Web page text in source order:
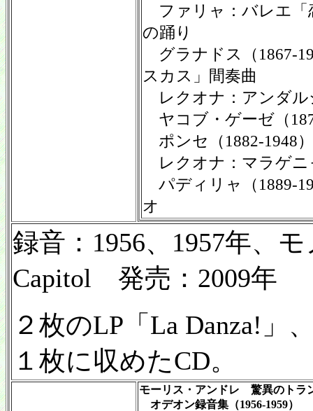
ファリャ：バレエ「
の踊り
グラナドス（1867-
スカス」間奏曲
レクオナ：アンダル
ヤコブ・ゲーゼ（
ポンセ（1882-1948
レクオナ：マラゲニ
パディリャ（1889-
オ
録音：1956、1957年、
Capitol 発売：2009年
２枚のLP「La Danza!」
１枚に収めたCD。
モーリス・アンドレ 驚異のトラ
オデオン録音集（1956-1959）